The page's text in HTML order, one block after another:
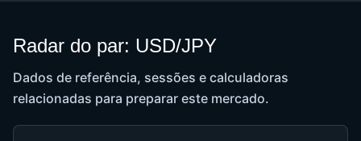
Radar do par: USD/JPY
Dados de referência, sessões e calculadoras
relacionadas para preparar este mercado.